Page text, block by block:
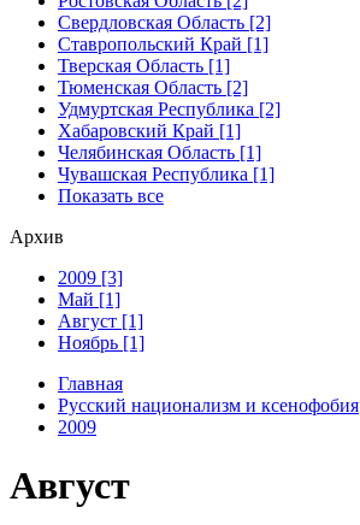
Свердловская Область [2]
Ставропольский Край [1]
Тверская Область [1]
Тюменская Область [2]
Удмуртская Республика [2]
Хабаровский Край [1]
Челябинская Область [1]
Чувашская Республика [1]
Показать все
Архив
2009 [3]
Май [1]
Август [1]
Ноябрь [1]
Главная
Русский национализм и ксенофобия
2009
Август